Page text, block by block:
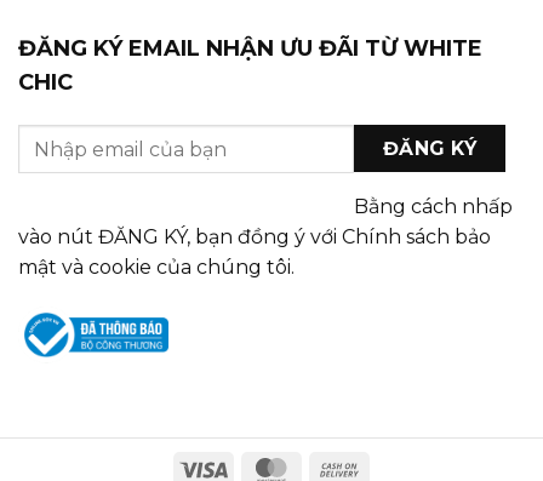
ĐĂNG KÝ EMAIL NHẬN ƯU ĐÃI TỪ WHITE
CHIC
Bằng cách nhấp
vào nút ĐĂNG KÝ, bạn đồng ý với Chính sách bảo
mật và cookie của chúng tôi.